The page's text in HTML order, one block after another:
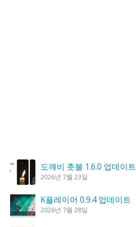
도깨비 촛불 1.6.0 업데이트
2026년 7월 23일
K플레이어 0.9.4 업데이트
2026년 7월 28일